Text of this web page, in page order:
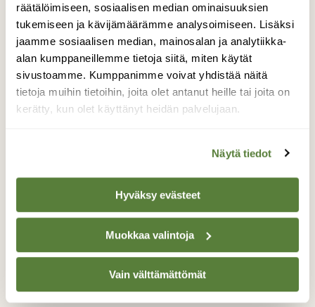
räätälöimiseen, sosiaalisen median ominaisuuksien
tukemiseen ja kävijämäärämme analysoimiseen. Lisäksi
jaamme sosiaalisen median, mainosalan ja analytiikka-
alan kumppaneillemme tietoja siitä, miten käytät
sivustoamme. Kumppanimme voivat yhdistää näitä
tietoja muihin tietoihin, joita olet antanut heille tai joita on
kerätty, kun olet käyttänyt heidän palvelujaan.
Näytä tiedot
Hyväksy evästeet
Muokkaa valintoja
Vain välttämättömät
Kuusen kätkössä
Talvi saapuu satumaisesti, lumi peittää
marraskuisen metsän kauneudellaan.
Kuvaaja: Maarit Kauppinen
Kilpailun etusivulle